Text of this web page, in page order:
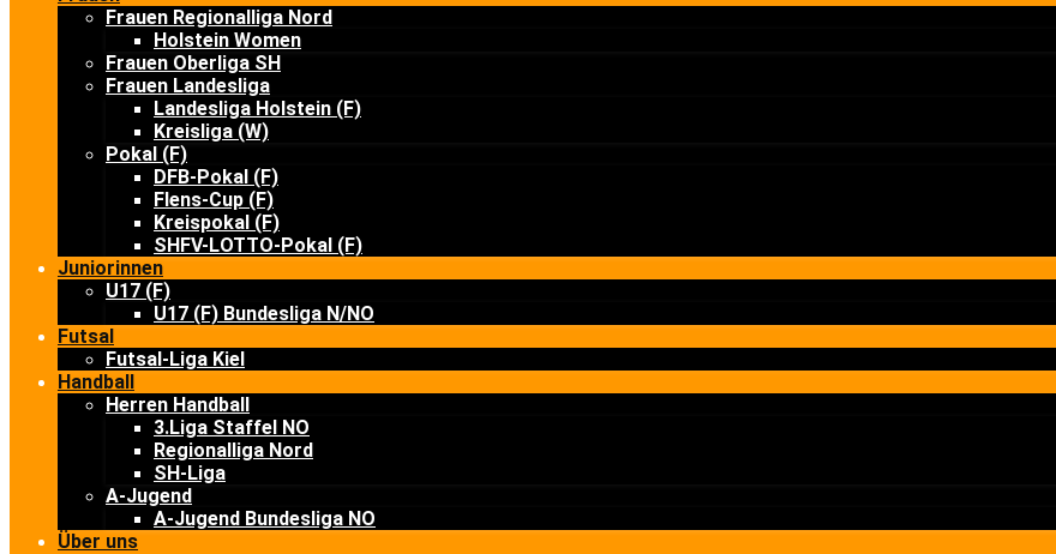
Frauen Regionalliga Nord
Holstein Women
Frauen Oberliga SH
Frauen Landesliga
Landesliga Holstein (F)
Kreisliga (W)
Pokal (F)
DFB-Pokal (F)
Flens-Cup (F)
Kreispokal (F)
SHFV-LOTTO-Pokal (F)
Juniorinnen
U17 (F)
U17 (F) Bundesliga N/NO
Futsal
Futsal-Liga Kiel
Handball
Herren Handball
3.Liga Staffel NO
Regionalliga Nord
SH-Liga
A-Jugend
A-Jugend Bundesliga NO
Über uns